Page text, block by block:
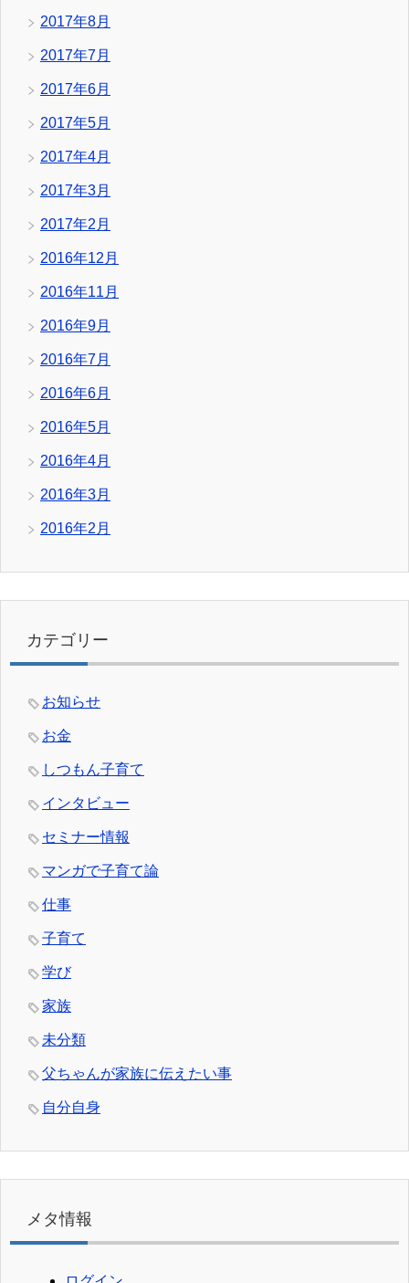
2017年8月
2017年7月
2017年6月
2017年5月
2017年4月
2017年3月
2017年2月
2016年12月
2016年11月
2016年9月
2016年7月
2016年6月
2016年5月
2016年4月
2016年3月
2016年2月
カテゴリー
お知らせ
お金
しつもん子育て
インタビュー
セミナー情報
マンガで子育て論
仕事
子育て
学び
家族
未分類
父ちゃんが家族に伝えたい事
自分自身
メタ情報